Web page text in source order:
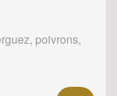
poivrons,